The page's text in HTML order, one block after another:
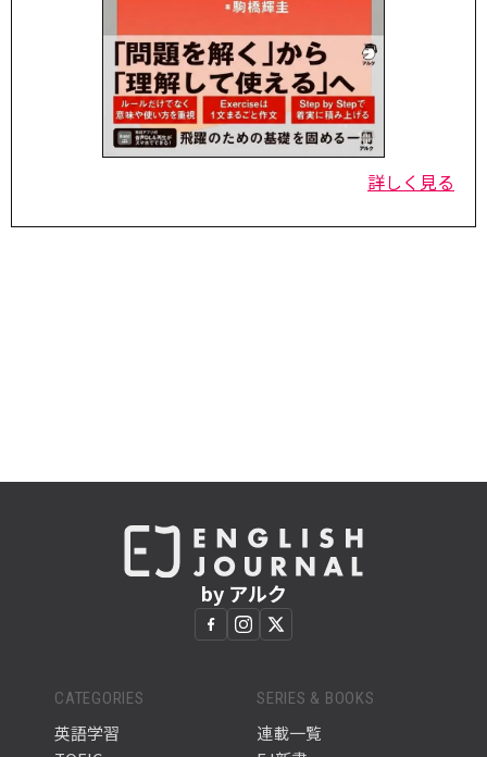
詳しく見る
by アルク
CATEGORIES
英語学習
SERIES & BOOKS
連載一覧